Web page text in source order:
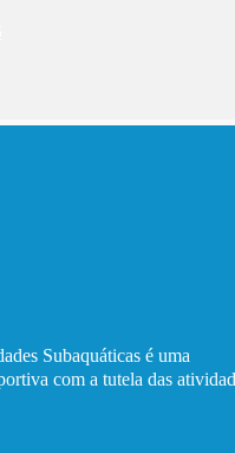
Subaquáticas é uma
com a tutela das